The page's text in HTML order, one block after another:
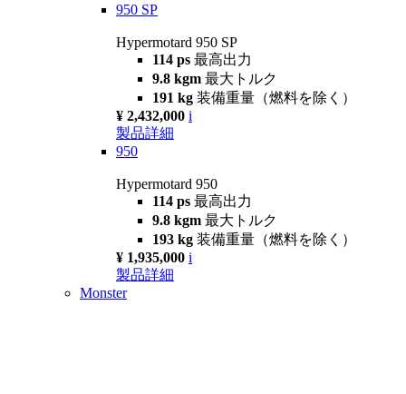
950 SP
Hypermotard 950 SP
114 ps 最高出力
9.8 kgm 最大トルク
191 kg 装備重量（燃料を除く）
¥ 2,432,000 i
製品詳細
950
Hypermotard 950
114 ps 最高出力
9.8 kgm 最大トルク
193 kg 装備重量（燃料を除く）
¥ 1,935,000 i
製品詳細
Monster